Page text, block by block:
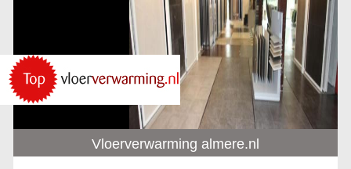
Vloerverwarming almere.nl